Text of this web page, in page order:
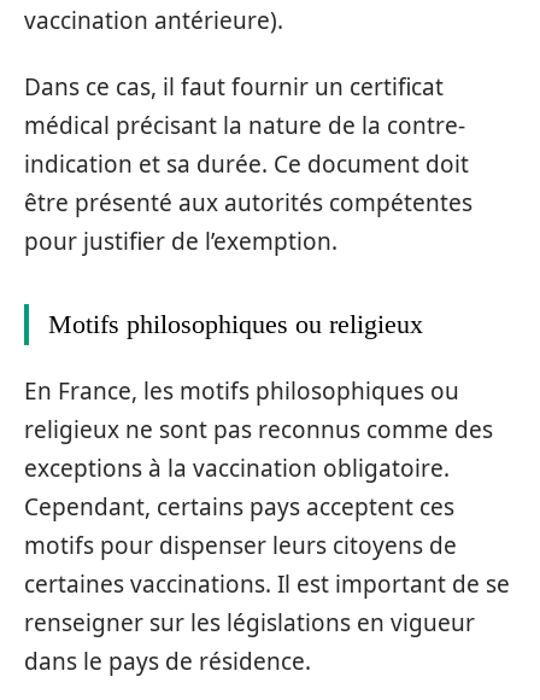
vaccination antérieure).
Dans ce cas, il faut fournir un certificat
médical précisant la nature de la contre-
indication et sa durée. Ce document doit
être présenté aux autorités compétentes
pour justifier de l’exemption.
Motifs philosophiques ou religieux
En France, les motifs philosophiques ou
religieux ne sont pas reconnus comme des
exceptions à la vaccination obligatoire.
Cependant, certains pays acceptent ces
motifs pour dispenser leurs citoyens de
certaines vaccinations. Il est important de se
renseigner sur les législations en vigueur
dans le pays de résidence.